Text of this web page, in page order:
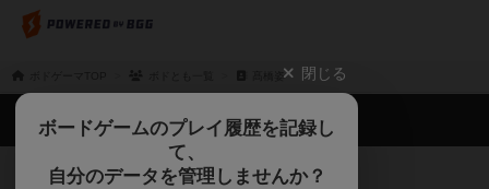
髙橋姿 閉じる
ボードゲームのプレイ履歴を記録し
て、
自分のデータを管理しませんか？
ボドゲーマTOP
ボードゲームを検索する